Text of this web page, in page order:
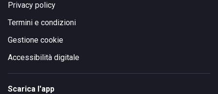
Privacy policy
Termini e condizioni
Gestione cookie
Accessibilità digitale
Scarica l'app